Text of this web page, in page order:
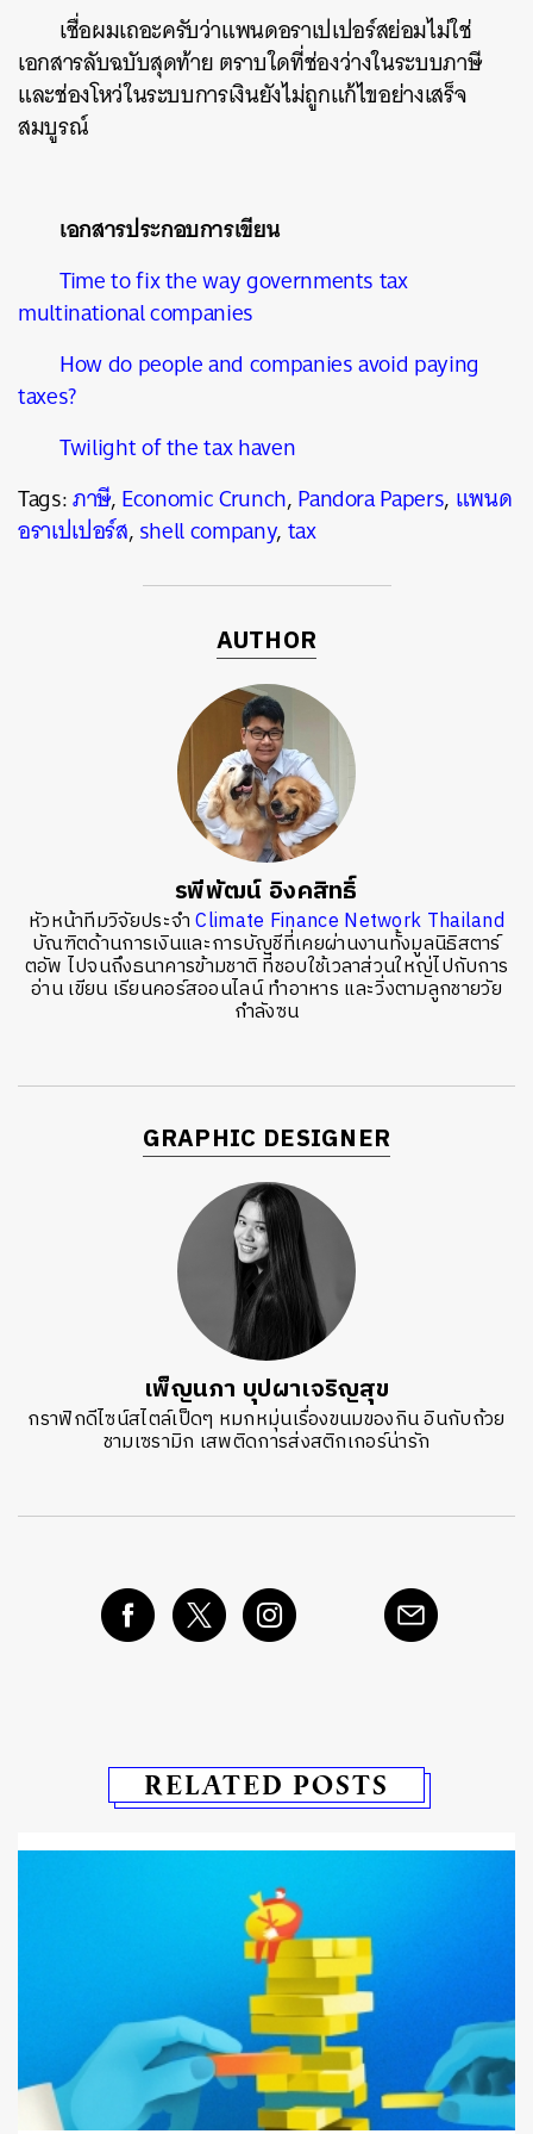
เชื่อผมเถอะครับว่าแพนดอราเปเปอร์สย่อมไม่ใช่
เอกสารลับฉบับสุดท้าย ตราบใดที่ช่องว่างในระบบภาษี
และช่องโหว่ในระบบการเงินยังไม่ถูกแก้ไขอย่างเสร็จ
สมบูรณ์
เอกสารประกอบการเขียน
Time to fix the way governments tax
multinational companies
How do people and companies avoid paying
taxes?
Twilight of the tax haven
Tags:ภาษี,Economic Crunch,Pandora Papers, แพนด
อราเปเปอร์ส,shell company,tax
AUTHOR
รพีพัฒน์ อิงคสิทธิ์
หัวหน้าทีมวิจัยประจำClimate Finance Network Thailand
บัณฑิตด้านการเงินและการบัญชีที่เคยผ่านงานทั้งมูลนิธิสตาร์
ตอัพ ไปจนถึงธนาคารข้ามชาติ ที่ชอบใช้เวลาส่วนใหญ่ไปกับการ
อ่าน เขียน เรียนคอร์สออนไลน์ ทำอาหาร และวิ่งตามลูกชายวัย
กำลังซน
GRAPHIC DESIGNER
เพ็ญนภา บุปผาเจริญสุข
กราฟิกดีไซน์สไตล์เป็ดๆ หมกหมุ่นเรื่องขนมของกิน อินกับถ้วย
ชามเซรามิก เสพติดการส่งสติกเกอร์น่ารัก
RELATED POSTS